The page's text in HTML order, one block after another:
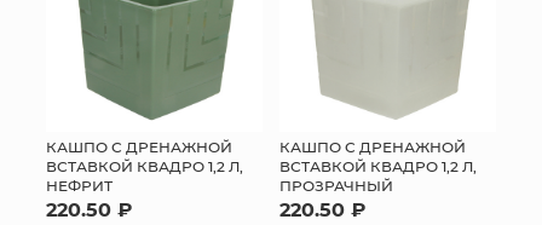
КАШПО С ДРЕНАЖНОЙ
ВСТАВКОЙ КВАДРО 1,2 Л,
НЕФРИТ
220.50 ₽
КАШПО С ДРЕНАЖНОЙ
ВСТАВКОЙ КВАДРО 1,2 Л,
ПРОЗРАЧНЫЙ
220.50 ₽